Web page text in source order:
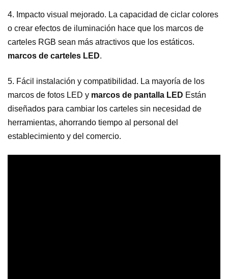
4. Impacto visual mejorado. La capacidad de ciclar colores
o crear efectos de iluminación hace que los marcos de
carteles RGB sean más atractivos que los estáticos.
marcos de carteles LED.
5. Fácil instalación y compatibilidad. La mayoría de los
marcos de fotos LED y marcos de pantalla LED Están
diseñados para cambiar los carteles sin necesidad de
herramientas, ahorrando tiempo al personal del
establecimiento y del comercio.